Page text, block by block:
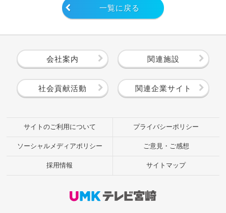
一覧に戻る
会社案内 関連施設
社会貢献活動 関連企業サイト
サイトのご利用について プライバシーポリシー
ソーシャルメディアポリシー ご意見・ご感想
採用情報 サイトマップ